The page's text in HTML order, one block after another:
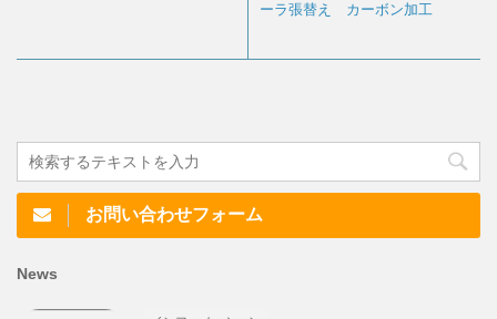
ーラ張替え カーボン加工
お問い合わせフォーム
News